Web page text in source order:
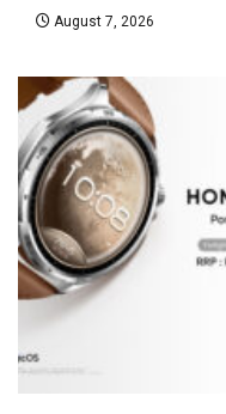
August 7, 2026